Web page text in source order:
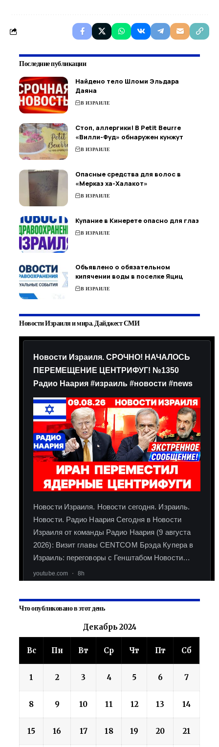
Последние публикации
Найдено тело Шломи Эльдара
Даяна
В ИЗРАИЛЕ
Стоп, аллергики! В Petit Beurre
«Вилли-Фуд» обнаружен кунжут
В ИЗРАИЛЕ
Опасные средства для волос в
«Мерказ ха-Халакот»
В ИЗРАИЛЕ
Купание в Кинерете опасно для глаз
В ИЗРАИЛЕ
Объявлено о обязательном
кипячении воды в поселке Яциц
В ИЗРАИЛЕ
Новости Израиля и мира. Дайджест СМИ
Что опубликовано в этот день
Декабрь 2024
Вс Пн Вт Ср Чт Пт Сб
1 2 3 4 5 6 7
8 9 10 11 12 13 14
15 16 17 18 19 20 21